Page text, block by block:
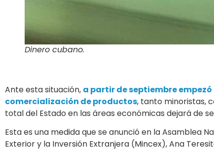
Dinero cubano.
Ante esta situación, a partir de septiembre
comercialización de productos, tanto minoristas,
total del Estado en las áreas económicas dejará de
Esta es una medida que se anunció en la Asamblea
Exterior y la Inversión Extranjera (Mincex), Ana